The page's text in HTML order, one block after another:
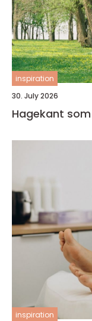
inspiration
30. July 2026
Hagekant
inspiration